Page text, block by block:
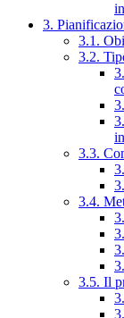
3.
3.1.
3.2.
3.3.
3.4.
3.5. Il